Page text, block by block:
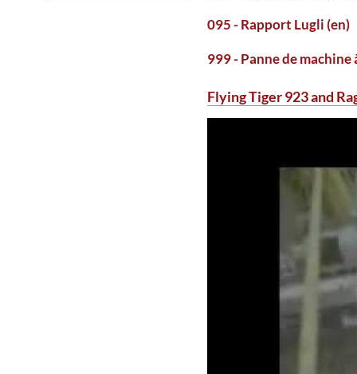
095 - Rapport Lugli (en)
999 - Panne de
Flying Tiger 923 and